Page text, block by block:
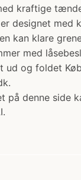
kraftige
designet med
kan klare
med
ud og foldet
på denne side